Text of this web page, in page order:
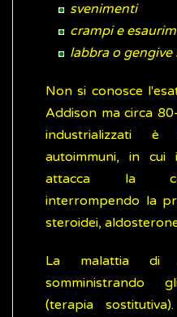
svenimenti
crampi e
labbra o gengive
Non si conosce
Addison ma circa
industrializzati
autoimmuni, in cui
attacca la
interrompendo la
steroidei,
La malattia di
somministrando
(terapia